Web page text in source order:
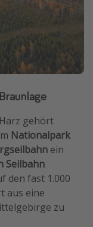
gehört
Nationalpark
ein
Seilbahn
den fast 1.000
aus eine
zu